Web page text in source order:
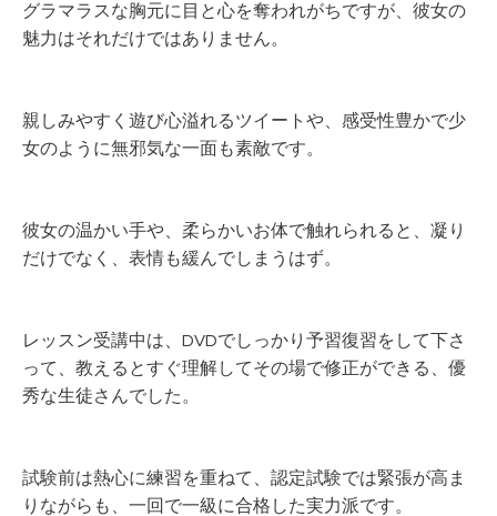
グラマラスな胸元に目と心を奪われがちですが、彼女の
魅力はそれだけではありません。
親しみやすく遊び心溢れるツイートや、感受性豊かで少
女のように無邪気な一面も素敵です。
彼女の温かい手や、柔らかいお体で触れられると、凝り
だけでなく、表情も緩んでしまうはず。
レッスン受講中は、DVDでしっかり予習復習をして下さ
って、教えるとすぐ理解してその場で修正ができる、優
秀な生徒さんでした。
試験前は熱心に練習を重ねて、認定試験では緊張が高ま
りながらも、一回で一級に合格した実力派です。